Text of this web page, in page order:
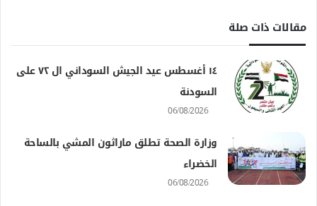
مقالات ذات صلة
١٤ أغسطس عيد الجيش السوداني ال ٧٢ على
السودنة
06/08/2026
وزارة الصحة تطلق ماراثون المشي بالساحة
الخضراء
06/08/2026